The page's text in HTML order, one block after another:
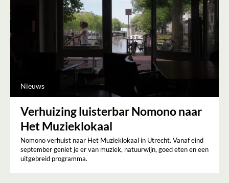
Nieuws
Verhuizing luisterbar Nomono naar
Het Muzieklokaal
Nomono verhuist naar Het Muzieklokaal in Utrecht. Vanaf eind
september geniet je er van muziek, natuurwijn, goed eten en een
uitgebreid programma.